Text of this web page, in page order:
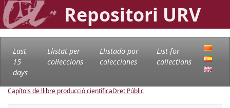
Repositori URV
Last
15
days
Llistat per
col·leccions
Llistado por
colecciones
List for
collections
Capítols de llibre producció científicaDret Públic